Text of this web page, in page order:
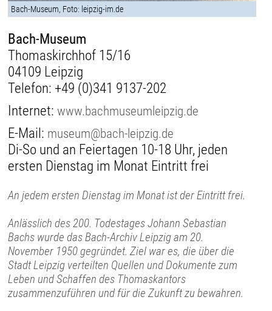
Bach-Museum, Foto: leipzig-im.de
Bach-Museum
Thomaskirchhof 15/16
04109 Leipzig
Telefon: +49 (0)341 9137-202
Internet:www.bachmuseumleipzig.de
E-Mail: museum@bach-leipzig.de
Di-So und an Feiertagen 10-18 Uhr, jeden
ersten Dienstag im Monat Eintritt frei
An jedem ersten Dienstag im Monat ist der Eintritt frei.
Anlässlich des 200. Todestages Johann Sebastian
Bachs wurde das Bach-Archiv Leipzig am 20.
November 1950 gegründet. Ziel war es, die über die
Stadt Leipzig verteilten Quellen und Dokumente zum
Leben und Schaffen des Thomaskantors
zusammenzuführen und für die Zukunft zu bewahren.